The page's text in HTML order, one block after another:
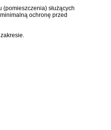
służących
ochronę przed